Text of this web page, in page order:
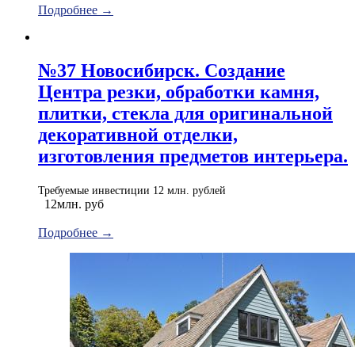
Подробнее →
№37 Новосибирск. Создание
Центра резки, обработки камня,
плитки, стекла для оригинальной
декоративной отделки,
изготовления предметов интерьера.
Требуемые инвестиции 12 млн. рублей
12млн. руб
Подробнее →